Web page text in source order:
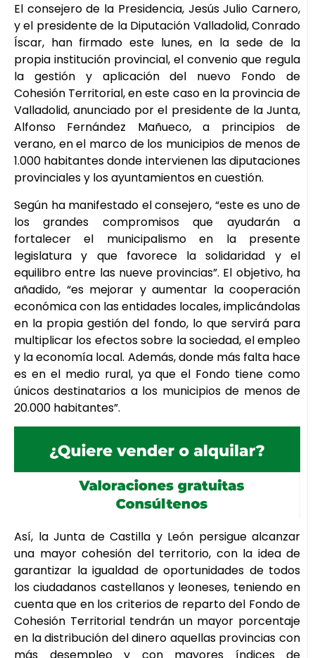
El consejero de la Presidencia, Jesús Julio Carnero,
y el presidente de la Diputación Valladolid, Conrado
Íscar, han firmado este lunes, en la sede de la
propia institución provincial, el convenio que regula
la gestión y aplicación del nuevo Fondo de
Cohesión Territorial, en este caso en la provincia de
Valladolid, anunciado por el presidente de la Junta,
Alfonso Fernández Mañueco, a principios de
verano, en el marco de los municipios de menos de
1.000 habitantes donde intervienen las diputaciones
provinciales y los ayuntamientos en cuestión.
Según ha manifestado el consejero, “este es uno de
los grandes compromisos que ayudarán a
fortalecer el municipalismo en la presente
legislatura y que favorece la solidaridad y el
equilibro entre las nueve provincias”. El objetivo, ha
añadido, “es mejorar y aumentar la cooperación
económica con las entidades locales, implicándolas
en la propia gestión del fondo, lo que servirá para
multiplicar los efectos sobre la sociedad, el empleo
y la economía local. Además, donde más falta hace
es en el medio rural, ya que el Fondo tiene como
únicos destinatarios a los municipios de menos de
20.000 habitantes”.
Así, la Junta de Castilla y León persigue alcanzar
una mayor cohesión del territorio, con la idea de
garantizar la igualdad de oportunidades de todos
los ciudadanos castellanos y leoneses, teniendo en
cuenta que en los criterios de reparto del Fondo de
Cohesión Territorial tendrán un mayor porcentaje
en la distribución del dinero aquellas provincias con
más desempleo y con mayores índices de